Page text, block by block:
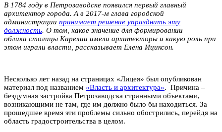
В 1784 году в Петрозаводске появился первый главный
архитектор города. А в 2017-м глава городской
администрации принимает решение упразднить эту
должность. О том, какое значение для формировании
облика столицы Карелии имели архитекторы и какую роль при
этом играли власти, рассказывает Елена Ициксон.
Несколько лет назад на страницах «Лицея» был опубликован
материал под названием «Власть и архитектура». Причина –
бездумная застройка Петрозаводска странными объектами,
возникающими не там, где им должно было бы находиться. За
прошедшее время эти проблемы сильно обострились, перейдя на
область градостроительства в целом.